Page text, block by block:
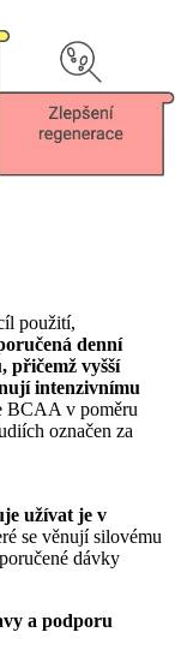
použití,
denní
přičemž vyšší
intenzivnímu
BCAA v poměru
označen za
užívat je v
se věnují silovému
dávky
a podporu